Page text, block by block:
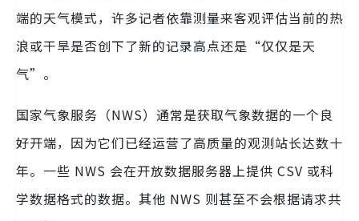
端的天气模式，许多记者依靠测量来客观评估当前的热
浪或干旱是否创下了新的记录高点还是“仅仅是天
气”。
国家气象服务（NWS）通常是获取气象数据的一个良
好开端，因为它们已经运营了高质量的观测站长达数十
年。一些 NWS 会在开放数据服务器上提供 CSV 或科
学数据格式的数据。其他 NWS 则甚至不会根据请求共